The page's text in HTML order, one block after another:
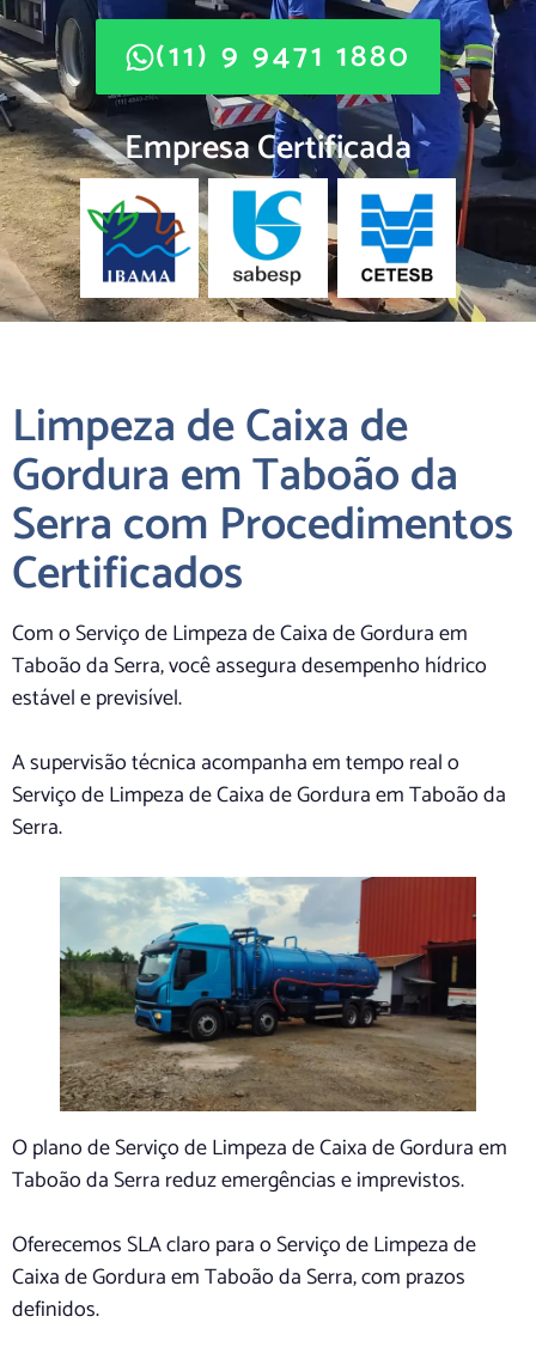
(11) 9 9471 1880
Empresa Certificada
Limpeza de Caixa de
Gordura em Taboão da
Serra com Procedimentos
Certificados
Com o Serviço de Limpeza de Caixa de Gordura em
Taboão da Serra, você assegura desempenho hídrico
estável e previsível.
A supervisão técnica acompanha em tempo real o
Serviço de Limpeza de Caixa de Gordura em Taboão da
Serra.
O plano de Serviço de Limpeza de Caixa de Gordura em
Taboão da Serra reduz emergências e imprevistos.
Oferecemos SLA claro para o Serviço de Limpeza de
Caixa de Gordura em Taboão da Serra, com prazos
definidos.